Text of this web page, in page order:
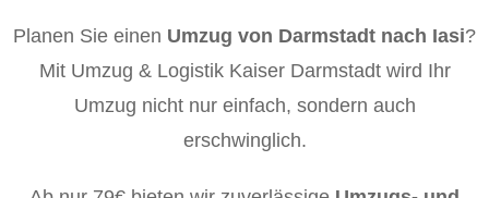
Planen Sie einen Umzug von Darmstadt nach Iasi?
Mit Umzug & Logistik Kaiser Darmstadt wird Ihr
Umzug nicht nur einfach, sondern auch
erschwinglich.